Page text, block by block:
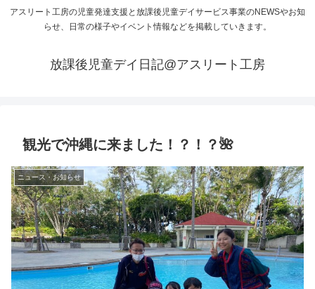
アスリート工房の児童発達支援と放課後児童デイサービス事業のNEWSやお知
らせ、日常の様子やイベント情報などを掲載していきます。
放課後児童デイ日記@アスリート工房
観光で沖縄に来ました！？！？🌺
ニュース・お知らせ